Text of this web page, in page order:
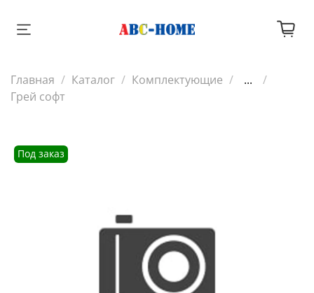
Главная Каталог Комплектующие
...
Грей софт
Под заказ